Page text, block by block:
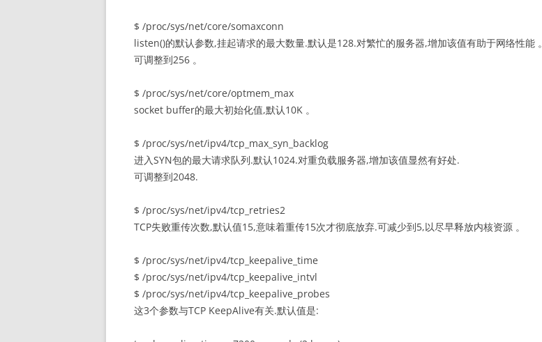
$ /proc/sys/net/core/somaxconn
listen()的默认参数,挂起请求的最大数量.默认是128.对繁忙的服务器,增加该值有助于网络性能 。
可调整到256 。
$ /proc/sys/net/core/optmem_max
socket buffer的最大初始化值,默认10K 。
$ /proc/sys/net/ipv4/tcp_max_syn_backlog
进入SYN包的最大请求队列.默认1024.对重负载服务器,增加该值显然有好处.
可调整到2048.
$ /proc/sys/net/ipv4/tcp_retries2
TCP失败重传次数,默认值15,意味着重传15次才彻底放弃.可减少到5,以尽早释放内核资源 。
$ /proc/sys/net/ipv4/tcp_keepalive_time
$ /proc/sys/net/ipv4/tcp_keepalive_intvl
$ /proc/sys/net/ipv4/tcp_keepalive_probes
这3个参数与TCP KeepAlive有关.默认值是: